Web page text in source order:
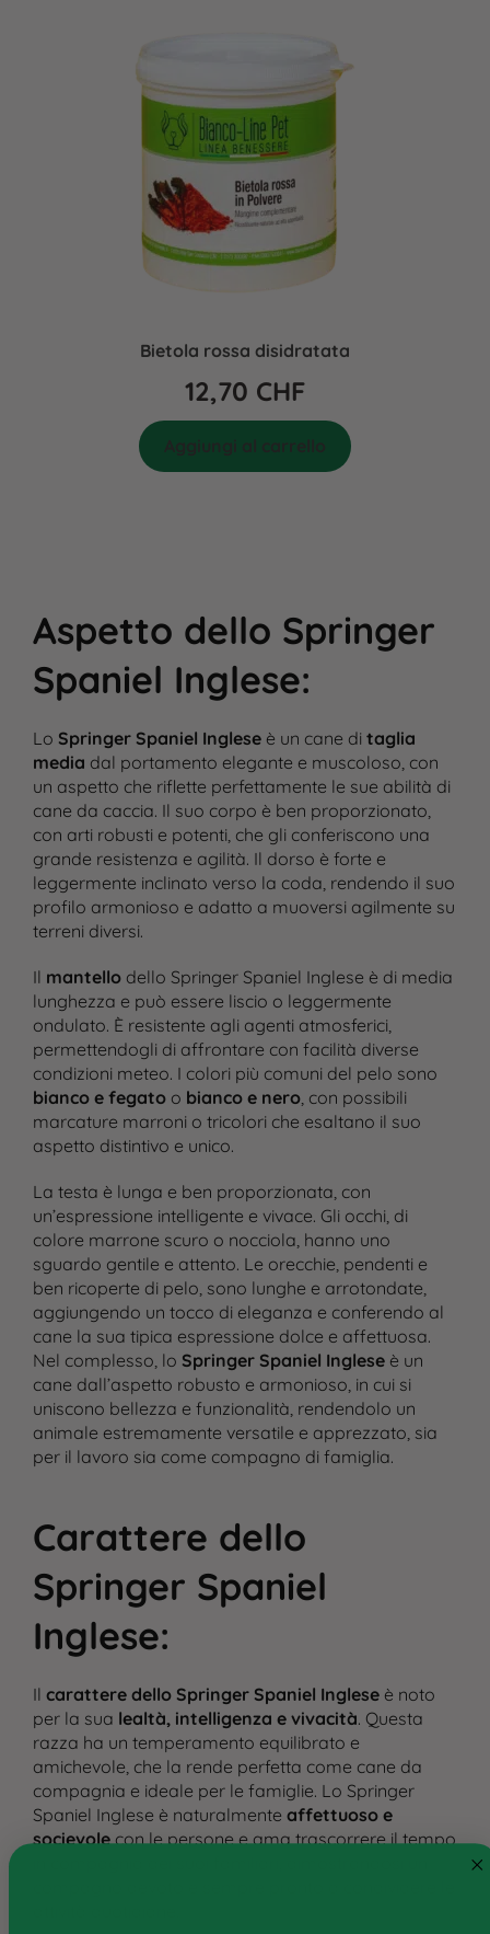
Cane
Gatto
Ricette personalizzate
Consigli
Bietola rossa disidratata
12,70 CHF
Aspetto dello Springer
Spaniel Inglese:
Lo Springer Spaniel Ingleseè un cane di taglia
media dal portamento elegante e muscoloso, con
un aspetto che riflette perfettamente le sue abilità di
cane da caccia. Il suo corpo è ben proporzionato,
con arti robusti e potenti, che gli conferiscono una
grande resistenza e agilità. Il dorso è forte e
leggermente inclinato verso la coda, rendendo il suo
profilo armonioso e adatto a muoversi agilmente su
terreni diversi.
Il mantellodello Springer Spaniel Inglese è di media
lunghezza e può essere liscio o leggermente
ondulato. È resistente agli agenti atmosferici,
permettendogli di affrontare con facilità diverse
condizioni meteo. I colori più comuni del pelo sono
bianco e fegatoo bianco e nero, con possibili
marcature marroni o tricolori che esaltano il suo
aspetto distintivo e unico.
La testa è lunga e ben proporzionata, con
un’espressione intelligente e vivace. Gli occhi, di
colore marrone scuro o nocciola, hanno uno
sguardo gentile e attento. Le orecchie, pendenti e
ben ricoperte di pelo, sono lunghe e arrotondate,
aggiungendo un tocco di eleganza e conferendo al
cane la sua tipica espressione dolce e affettuosa.
Nel complesso, lo Springer Spaniel Ingleseè un
cane dall’aspetto robusto e armonioso, in cui si
uniscono bellezza e funzionalità, rendendolo un
animale estremamente versatile e apprezzato, sia
per il lavoro sia come compagno di famiglia.
Carattere dello
Springer Spaniel
Inglese:
Il carattere dello Springer Spaniel Ingleseè noto
per la sua lealtà, intelligenza e vivacità. Questa
razza ha un temperamento equilibrato e
amichevole, che la rende perfetta come cane da
compagnia e ideale per le famiglie. Lo Springer
Spaniel Inglese è naturalmente affettuoso e
socievolecon le persone e ama trascorrere il tempo